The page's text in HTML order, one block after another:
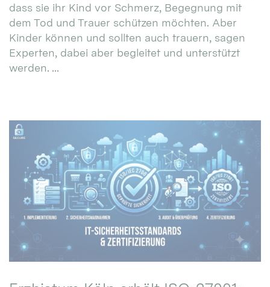
dass sie ihr Kind vor Schmerz, Begegnung mit
dem Tod und Trauer schützen möchten. Aber
Kinder können und sollten auch trauern, sagen
Experten, dabei aber begleitet und unterstützt
werden. ...